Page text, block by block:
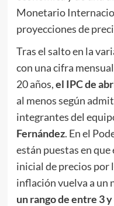
Monetario
proyecciones de
Tras el salto en la
con una cifra
20 años,el IPC de
al menos según
integrantes del
Fernández. En el
están puestas en que
inicial de precios por
inflación vuelva a un
un rango de entre 3